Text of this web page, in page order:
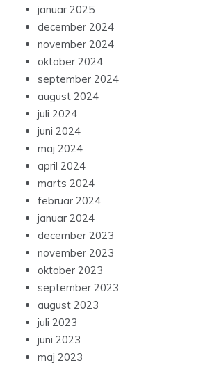
januar 2025
december 2024
november 2024
oktober 2024
september 2024
august 2024
juli 2024
juni 2024
maj 2024
april 2024
marts 2024
februar 2024
januar 2024
december 2023
november 2023
oktober 2023
september 2023
august 2023
juli 2023
juni 2023
maj 2023